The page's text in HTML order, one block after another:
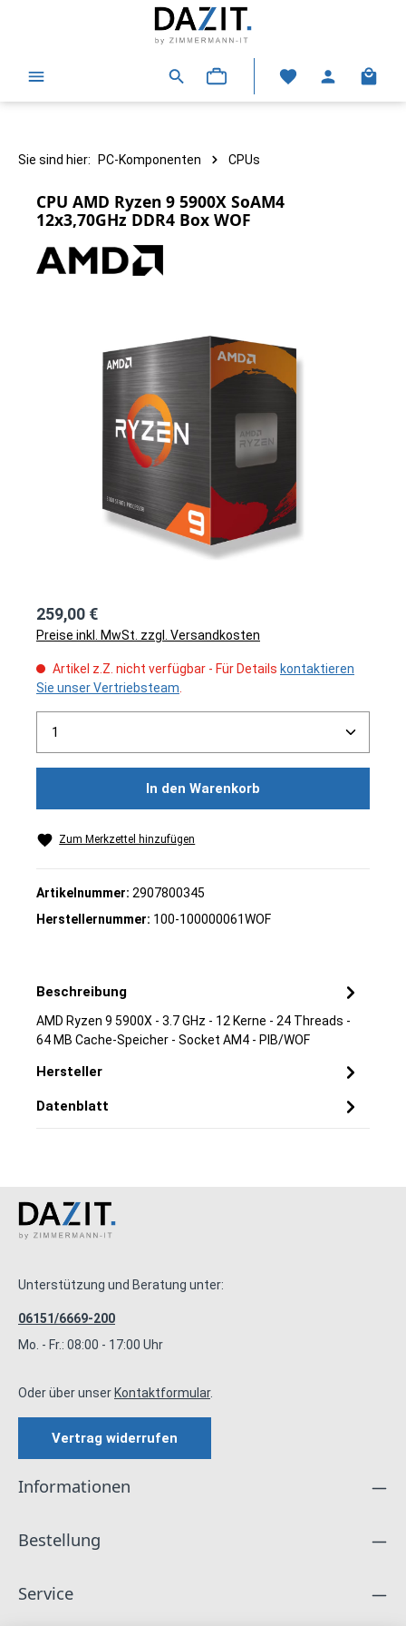
Sie sind hier: PC-Komponenten CPUs
CPU AMD Ryzen 9 5900X SoAM4
12x3,70GHz DDR4 Box WOF
259,00 €
Preise inkl. MwSt. zzgl. Versandkosten
Artikel z.Z. nicht verfügbar - Für Details kontaktieren
Sie unser Vertriebsteam
Produkt Anzahl: Gib den gewünschten Wert ein
In den Warenkorb
Zum Merkzettel hinzufügen
Artikelnummer: 2907800345
Herstellernummer: 100-100000061WOF
Beschreibung
AMD Ryzen 9 5900X - 3.7 GHz - 12 Kerne - 24 Threads -
64 MB Cache-Speicher - Socket AM4 - PIB/WOF
Hersteller
Datenblatt
Unterstützung und Beratung unter:
06151/6669-200
Mo. - Fr.: 08:00 - 17:00 Uhr
Oder über unser Kontaktformular.
Vertrag widerrufen
Informationen
Bestellung
Service